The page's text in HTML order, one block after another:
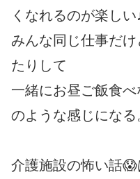
くなれるのが楽しい
みんな同じ仕事だ
たりして
一緒にお昼ご飯食
のような感じになる
介護施設の怖い話